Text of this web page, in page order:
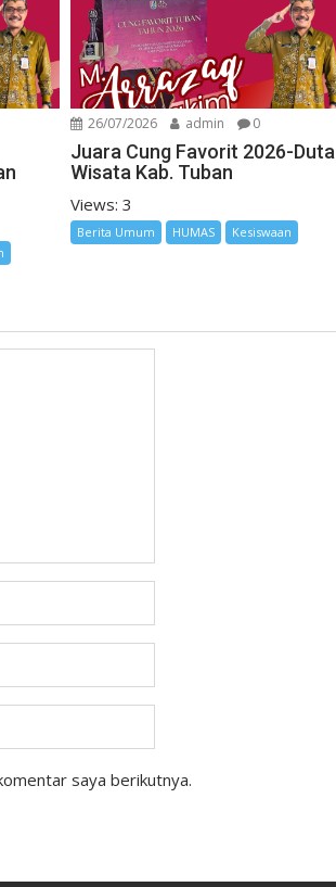
26/07/2026 admin 0
Juara Cung Favorit 2026-Duta
Wisata Kab. Tuban
Views: 3
Berita Umum HUMAS Kesiswaan
saya berikutnya.